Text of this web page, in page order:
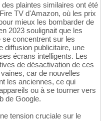
plaintes similaires ont été
TV d'Amazon, où les prix
mieux les bombarder de
2023 soulignait que les
concentrent sur les
diffusion publicitaire, une
écrans intelligents. Les
de désactivation de ces
car de nouvelles
les anciennes, ce qui
ou à se tourner vers
de Google.
tension cruciale sur le